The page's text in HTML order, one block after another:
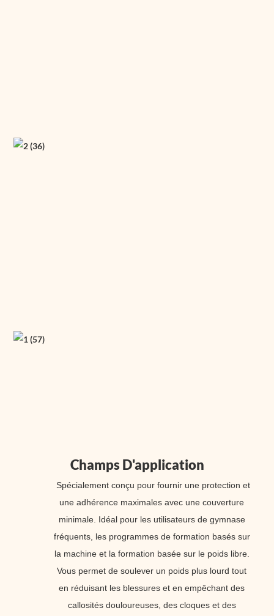
Champs D'application
Spécialement conçu pour fournir une protection et
une adhérence maximales avec une couverture
minimale. Idéal pour les utilisateurs de gymnase
fréquents, les programmes de formation basés sur
la machine et la formation basée sur le poids libre.
Vous permet de soulever un poids plus lourd tout
en réduisant les blessures et en empêchant des
callosités douloureuses, des cloques et des